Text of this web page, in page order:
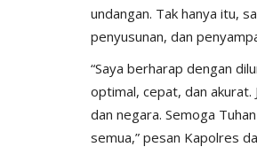
undangan. Tak hanya itu,
penyusunan, dan
“Saya berharap dengan
optimal, cepat, dan akurat.
dan negara. Semoga
semua,” pesan Kapolres